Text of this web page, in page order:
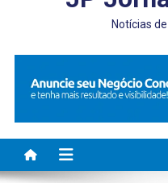
Notícias